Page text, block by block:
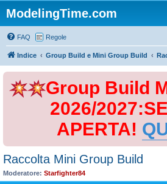
ModelingTime.com
FAQ Regole
Indice Group Build e Mini Group Build
Group Build
2026/
APERTA!
Raccolta Mini Group Build
Moderatore: Starfighter84